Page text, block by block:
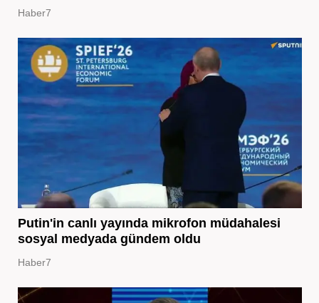
Haber7
Putin'in canlı yayında mikrofon müdahalesi
sosyal medyada gündem oldu
Haber7